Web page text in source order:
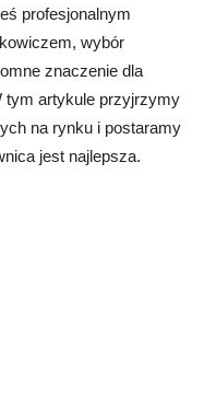
profesjonalnym
wybór
znaczenie dla
tym artykule przyjrzymy
na rynku i postaramy
jest najlepsza.